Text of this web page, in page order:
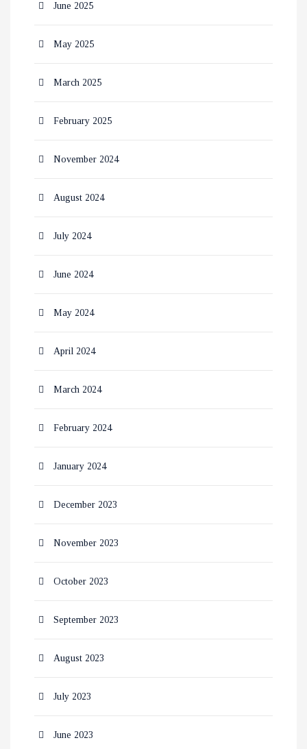
June 2025
May 2025
March 2025
February 2025
November 2024
August 2024
July 2024
June 2024
May 2024
April 2024
March 2024
February 2024
January 2024
December 2023
November 2023
October 2023
September 2023
August 2023
July 2023
June 2023